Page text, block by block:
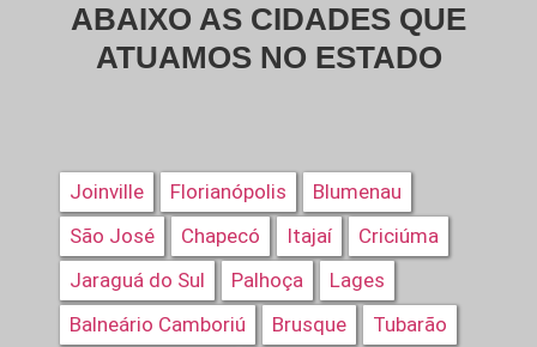
ABAIXO AS CIDADES QUE
ATUAMOS NO ESTADO
Joinville Florianópolis
Blumenau
São José
Chapecó Itajaí
Criciúma
Jaraguá do Sul
Palhoça
Lages
Balneário Camboriú
Brusque
Tubarão